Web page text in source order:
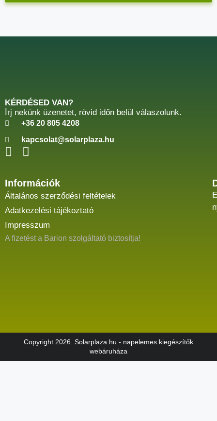
KÉRDÉSED VAN?
Írj nekünk üzenetet, rövid időn belül válaszolunk.
+36 20 805 4208
kapcsolat@solarplaza.hu
Információk
Általános szerződési feltételek
Adatkezelési tájékoztató
Impresszum
A fizetést a Barion szolgáltató biztosítja!
Copyright 2026. Solarplaza.hu - napelemes kiegészítők
webáruháza